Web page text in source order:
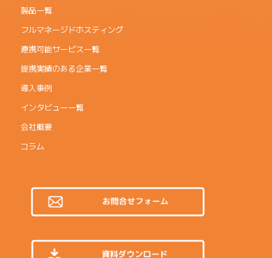
製品一覧
フルマネージドホスティング
連携可能サービス一覧
提携実績のある企業一覧
導入事例
インタビュー一覧
会社概要
コラム